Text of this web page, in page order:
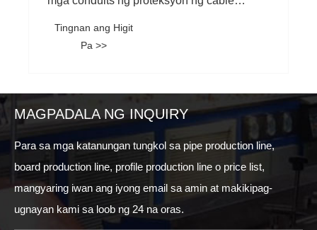
Tingnan ang Higit
Pa >>
MAGPADALA NG INQUIRY
Para sa mga katanungan tungkol sa pipe production line,
board production line, profile production line o price list,
mangyaring iwan ang iyong email sa amin at makikipag-
ugnayan kami sa loob ng 24 na oras.